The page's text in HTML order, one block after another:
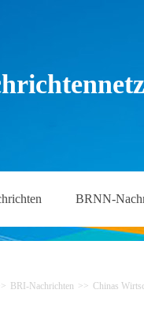
BRNN-
BRI-Nachrichten >> Chinas